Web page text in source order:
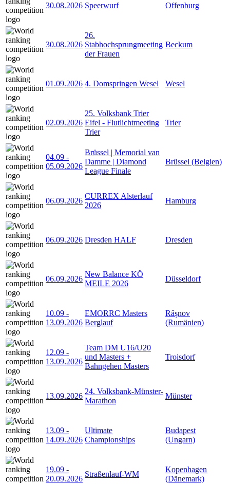
30.08.2026 Speerwurf Offenburg
30.08.2026
26.
Stabhochsprungmeeting
der Frauen
Beckum
01.09.2026 4. Domspringen Wesel Wesel
02.09.2026
25. Volksbank Trier
Eifel - Flutlichtmeeting
Trier
Trier
04.09 -
05.09.2026
Brüssel | Memorial van
Damme | Diamond
League Finale
Brüssel (Belgien)
06.09.2026
CURREX Alsterlauf
2026
Hamburg
06.09.2026 Dresden HALF Dresden
06.09.2026
New Balance KÖ
MEILE 2026
Düsseldorf
10.09 -
13.09.2026
EMORRC Masters
Berglauf
Râșnov
(Rumänien)
12.09 -
13.09.2026
Team DM U16/U20
und Masters +
Bahngehen Masters
Troisdorf
13.09.2026
24. Volksbank-Münster-
Marathon
Münster
13.09 -
14.09.2026
Ultimate
Championships
Budapest
(Ungarn)
19.09 -
20.09.2026
Straßenlauf-WM
Kopenhagen
(Dänemark)